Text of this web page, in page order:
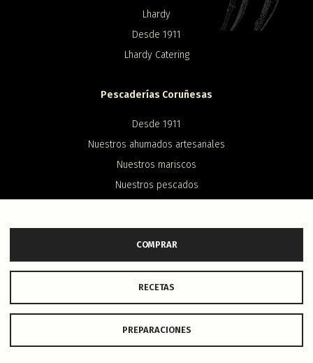
COMPRAR
RECETAS
PREPARACIONES
Lhardy
Desde 1911
Lhardy Catering
Pescaderías Coruñesas
Desde 1911
Nuestros ahumados artesanales
Nuestros mariscos
Nuestros pescados
Redes
Instagram
X (antiguo Twitter)